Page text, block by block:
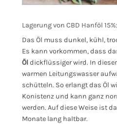
Lagerung von CBD Hanföl 15%:
Das Öl muss dunkel, kühl,
Es kann vorkommen, dass
Öldickflüssiger wird. In
warmen Leitungswasser
schütteln. So erlangt das Öl
Konistenz und kann ganz
werden. Auf diese Weise ist
Monate lang haltbar.